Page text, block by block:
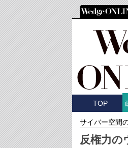
TOP
サイバー空間
反権力の